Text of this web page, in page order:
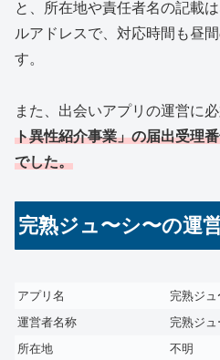
と、所在地や責任者名の記載
ルアドレスで、対応時間も昼
す。
また、出会いアプリの運営に必
ト異性紹介事業」の届出受理
でした。
完熟ジュ〜シ〜の運
アプリ名
完熟ジュ
運営者名称
完熟ジュ
所在地
不明